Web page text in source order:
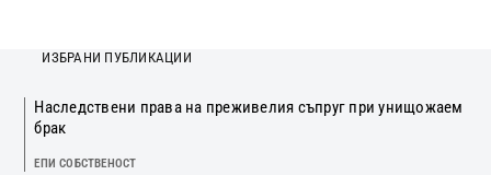
ИЗБРАНИ ПУБЛИКАЦИИ
Наследствени права на преживелия съпруг при унищожаем
брак
ЕПИ СОБСТВЕНОСТ